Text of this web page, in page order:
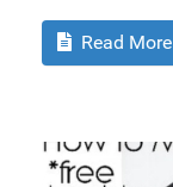
Read More